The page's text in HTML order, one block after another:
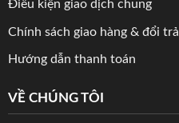
Điều kiện giao dịch chung
Chính sách giao hàng & đổi trả
Hướng dẫn thanh toán
VỀ CHÚNG TÔI